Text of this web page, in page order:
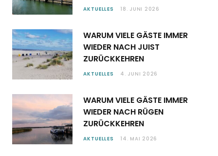
AKTUELLES 18. JUNI 2026
WARUM VIELE GÄSTE IMMER
WIEDER NACH JUIST
ZURÜCKKEHREN
AKTUELLES 4. JUNI 2026
WARUM VIELE GÄSTE IMMER
WIEDER NACH RÜGEN
ZURÜCKKEHREN
AKTUELLES 14. MAI 2026